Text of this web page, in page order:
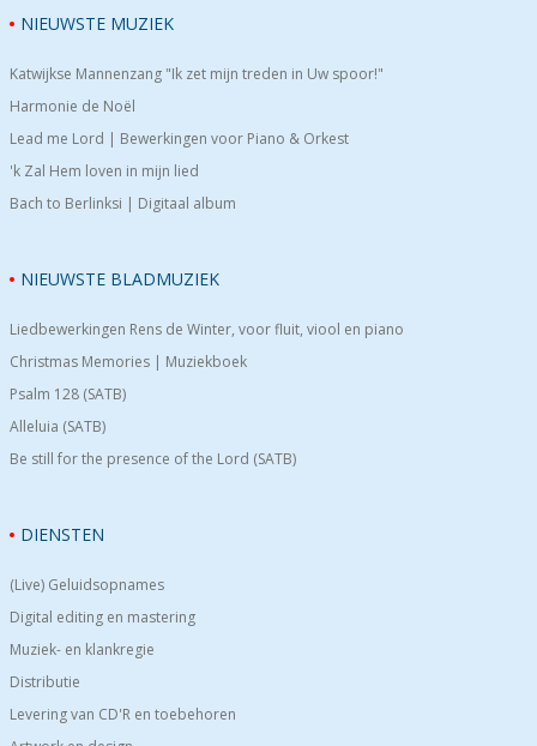
NIEUWSTE MUZIEK
Katwijkse Mannenzang "Ik zet mijn treden in Uw spoor!"
Harmonie de Noël
Lead me Lord | Bewerkingen voor Piano & Orkest
'k Zal Hem loven in mijn lied
Bach to Berlinksi | Digitaal album
NIEUWSTE BLADMUZIEK
Liedbewerkingen Rens de Winter, voor fluit, viool en piano
Christmas Memories | Muziekboek
Psalm 128 (SATB)
Alleluia (SATB)
Be still for the presence of the Lord (SATB)
DIENSTEN
(Live) Geluidsopnames
Digital editing en mastering
Muziek- en klankregie
Distributie
Levering van CD'R en toebehoren